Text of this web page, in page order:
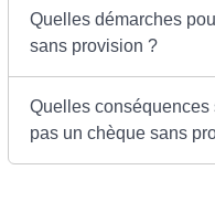
Quelles démarches
sans provision ?
Quelles
pas un chèque sans